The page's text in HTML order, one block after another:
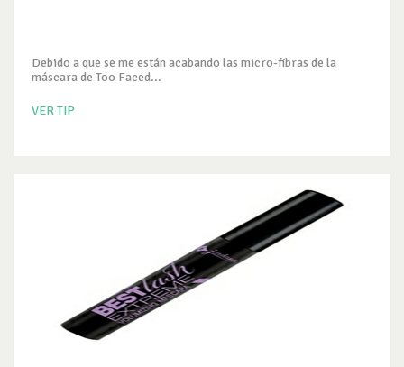
Debido a que se me están acabando las micro-fibras de la
máscara de Too Faced...
VER TIP